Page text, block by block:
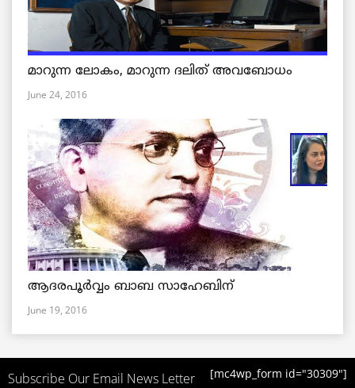
മാറുന്ന ലോകം, മാറുന്ന ദലിത് അവബോധം
June 24, 2016
ആദരപൂര്‍വ്വം ബാബ സാഹേബിന്
June 19, 2016
Subscribe Our Email News Letter [mc4wp_form id="30309"]